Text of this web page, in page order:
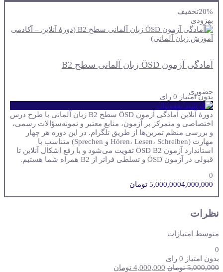
20%تخفیف
بهزودی
آمادگی آزمون ÖSD زبان آلمانی سطح B2
حضوری
بدون امتیاز 0 رای
دورهٔ آنلاین آمادگی آزمون ÖSD سطح B2 زبان آلمانی با طرح درس
اختصاصی و متمرکز بر آزمون، منابع معتبر و نمونه‌سؤالات رسمی،
و بررسی منظم تمرین‌ها از طریق تلگرام. در این دوره هر چهار
مهارت (Hören، Lesen، Schreiben و Sprechen) متناسب با
استاندارد آزمون ÖSD B2 تقویت می‌شود و با رفع اشکال آنلاین تا
قبولی در آزمون ÖSD و تسلطی فراتر از B2 همراه شما هستیم.
0
5,000,0004,000,000 تومان
نظرات
متوسط امتیازات
0
بدون امتیاز 0 رای
5,000,000 تومان قیمت
4,000,000 تومان